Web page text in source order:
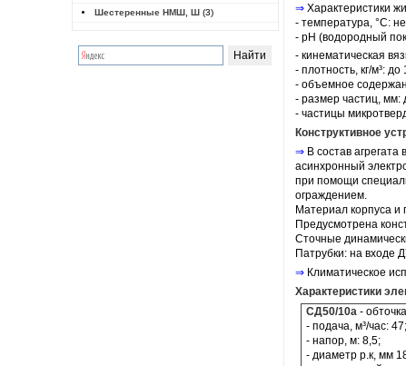
Шестеренные НМШ, Ш (3)
⇒ Характеристики
- температура, °C:
- pH (водородный
- кинематическая
- плотность, кг/м³: до
- объемное
- размер частиц, мм:
- частицы
Конструктивное
⇒ В состав
асинхронный
при помощи
ограждением.
Материал корпуса и
Предусмотрена
Сточные
Патрубки: на входе
⇒ Климатическое
Характеристики
СД50/10а -
- подача, м³/час: 47;
- напор, м: 8,5;
- диаметр р.к, мм